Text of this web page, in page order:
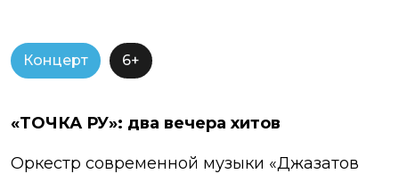
Концерт 6+
«ТОЧКА РУ»: два вечера хитов
Оркестр современной музыки «Джазатов